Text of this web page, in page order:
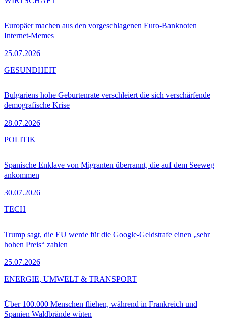
Europäer machen aus den vorgeschlagenen Euro-Banknoten
Internet-Memes
25.07.2026
Bulgariens hohe Geburtenrate verschleiert die sich verschärfende
demografische Krise
28.07.2026
GESUNDHEIT
Spanische Enklave von Migranten überrannt, die auf dem Seeweg
ankommen
30.07.2026
POLITIK
Trump sagt, die EU werde für die Google-Geldstrafe einen „sehr
hohen Preis“ zahlen
25.07.2026
TECH
Über 100.000 Menschen fliehen, während in Frankreich und
Spanien Waldbrände wüten
ENERGIE, UMWELT & TRANSPORT